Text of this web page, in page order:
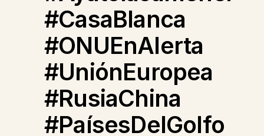
#CasaBlanca
#ONUEnAlerta
#UniónEuropea
#RusiaChina
#PaísesDelGolfo